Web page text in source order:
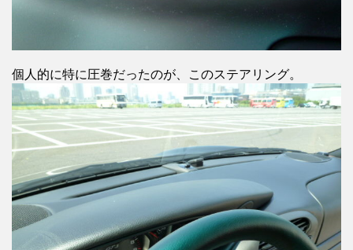
個人的に特に圧巻だったのが、このステアリング。